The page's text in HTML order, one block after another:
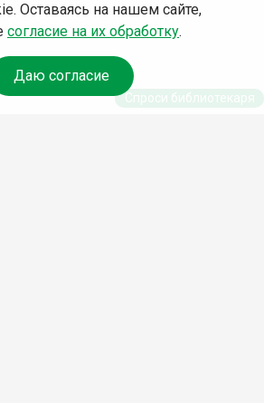
Оставаясь на нашем сайте,
согласие на их обработку.
Даю согласие
Спроси библиотекаря